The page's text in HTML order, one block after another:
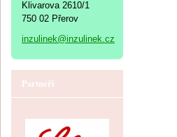
Klivarova 2610/1
750 02 Přerov
inzulinek@inzulinek.cz
Partneři